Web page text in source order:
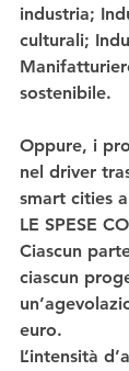
industria;
culturali;
sostenibile.
Oppure, i
nel driver
smart cities
LE SPESE
Ciascun
ciascun
euro.
L’intensità